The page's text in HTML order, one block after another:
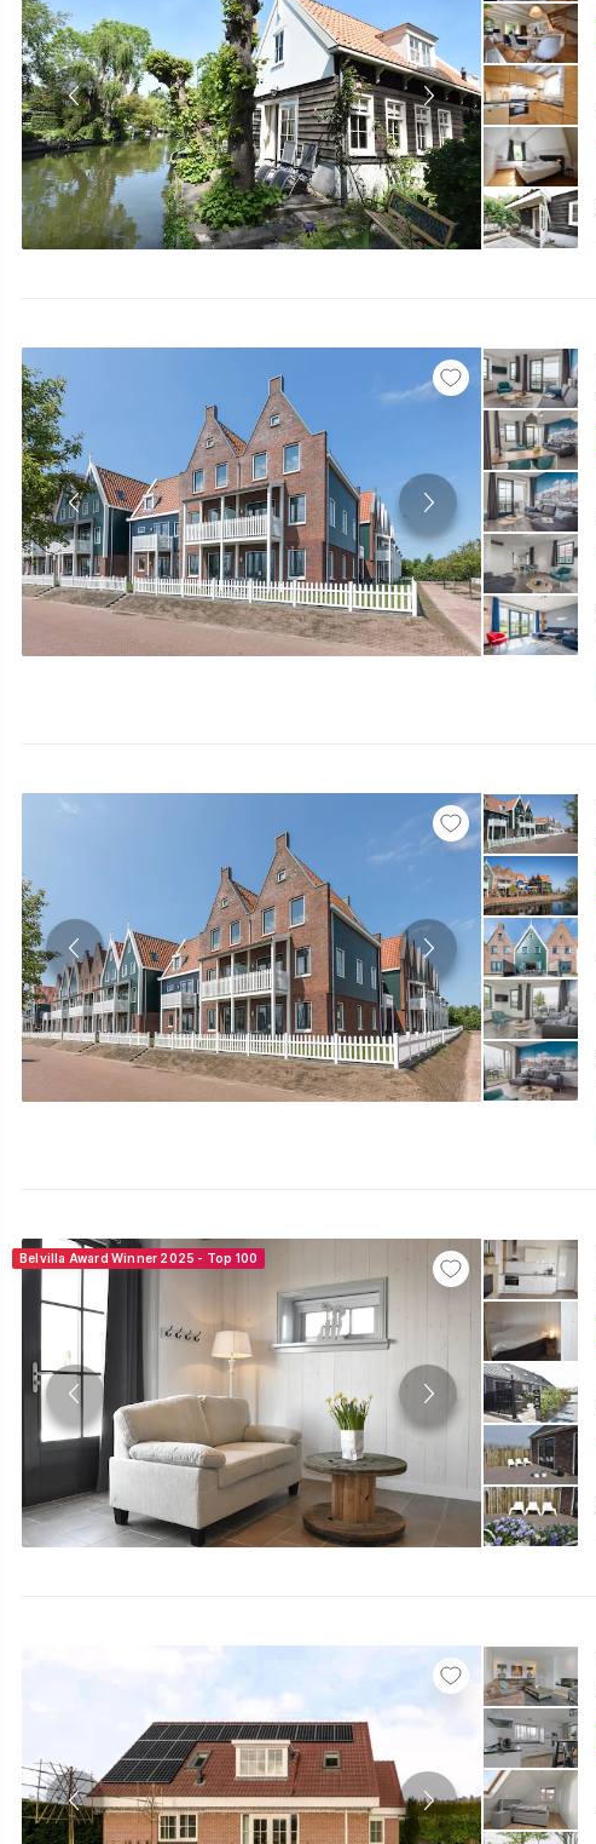
Belvilla Award Winner 2025 - Top 100